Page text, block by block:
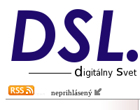
neprihlásený